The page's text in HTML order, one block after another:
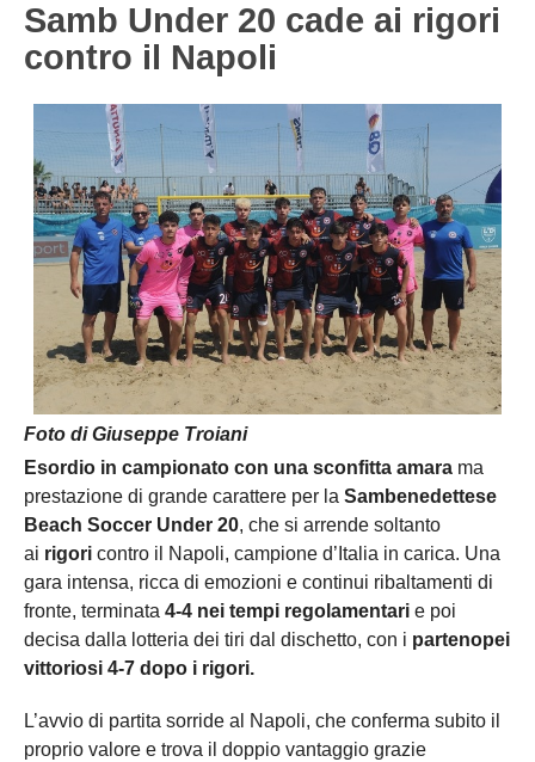
Samb Under 20 cade ai rigori
contro il Napoli
Foto di Giuseppe Troiani
Esordio in campionato con una sconfitta amara ma
prestazione di grande carattere per la Sambenedettese
Beach Soccer Under 20, che si arrende soltanto
ai rigori contro il Napoli, campione d’Italia in carica. Una
gara intensa, ricca di emozioni e continui ribaltamenti di
fronte, terminata 4-4 nei tempi regolamentari e poi
decisa dalla lotteria dei tiri dal dischetto, con i partenopei
vittoriosi 4-7 dopo i rigori.
L’avvio di partita sorride al Napoli, che conferma subito il
proprio valore e trova il doppio vantaggio grazie